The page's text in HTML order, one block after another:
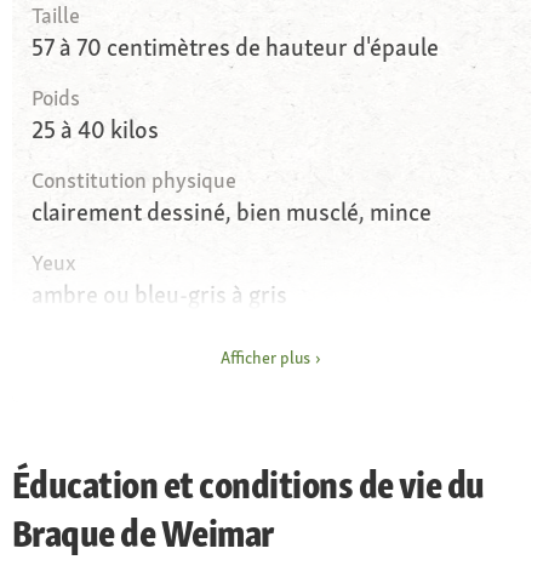
Taille
57 à 70 centimètres de hauteur d'épaule
Poids
25 à 40 kilos
Constitution physique
clairement dessiné, bien musclé, mince
Yeux
ambre ou bleu-gris à gris
Oreilles pendantes avec un jeu d'oreille
Poils courts et longs ; couleurs : gris et argent
dans de nombreuses variantes
Afficher plus
Éducation et conditions de vie du
Braque de Weimar